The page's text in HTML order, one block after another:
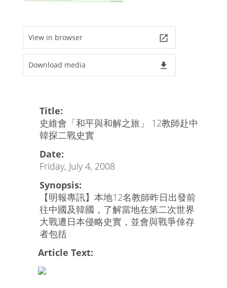
View in browser launch
Download media file_download
Title:
史維會「和平與和解之旅」 12教師赴中
韓探二戰史實
Date:
Friday, July 4, 2008
Synopsis:
【明報專訊】本地12名教師昨日出發前
往中國及韓國，了解當地在第二次世界
大戰遭日本侵略史實，並會與戰爭倖存
者包括
Article Text: